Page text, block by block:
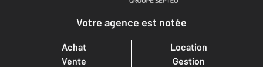
Votre agence est notée
Achat
Vente
Location
Gestion